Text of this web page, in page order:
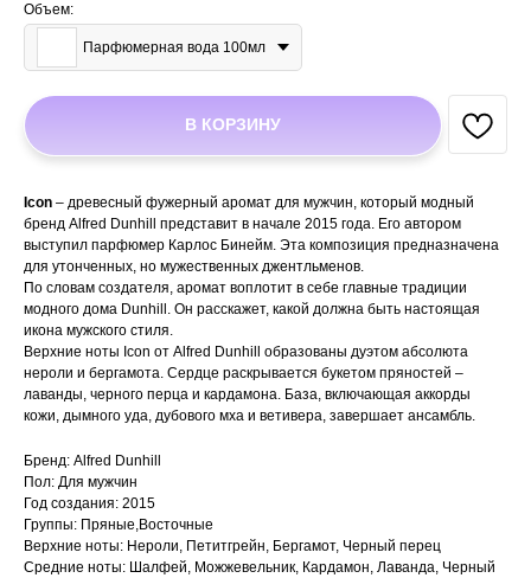
Объем:
Парфюмерная вода 100мл
В КОРЗИНУ
Icon – древесный фужерный аромат для мужчин, который модный
бренд Alfred Dunhill представит в начале 2015 года. Его автором
выступил парфюмер Карлос Бинейм. Эта композиция предназначена
для утонченных, но мужественных джентльменов.
По словам создателя, аромат воплотит в себе главные традиции
модного дома Dunhill. Он расскажет, какой должна быть настоящая
икона мужского стиля.
Верхние ноты Icon от Alfred Dunhill образованы дуэтом абсолюта
нероли и бергамота. Сердце раскрывается букетом пряностей –
лаванды, черного перца и кардамона. База, включающая аккорды
кожи, дымного уда, дубового мха и ветивера, завершает ансамбль.
Бренд: Alfred Dunhill
Пол: Для мужчин
Год создания: 2015
Группы: Пряные,Восточные
Верхние ноты: Нероли, Петитгрейн, Бергамот, Черный перец
Средние ноты: Шалфей, Можжевельник, Кардамон, Лаванда, Черный